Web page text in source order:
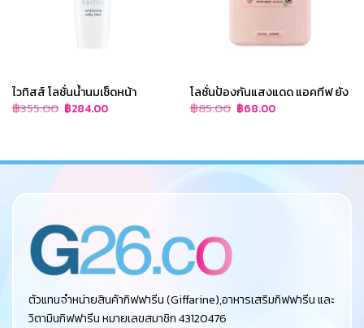
ไวทิสส์ โลชั่นน้ำนมเช็ดหน้า
฿355.00 Original
price
฿284.00Current
price
โลชั่นป้องกันแสงแดด แอคทีฟ ยัง
฿85.00 Original
price
฿68.00Current
price
ตัวแทนจำหน่ายสินค้ากิฟฟารีน (Giffarine),อาหารเสริมกิฟฟารีน และ
วิตามินกิฟฟารีน หมายเลขสมาชิก 43120476